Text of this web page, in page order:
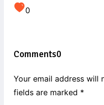
0
Comments0
Your email address will
fields are marked *